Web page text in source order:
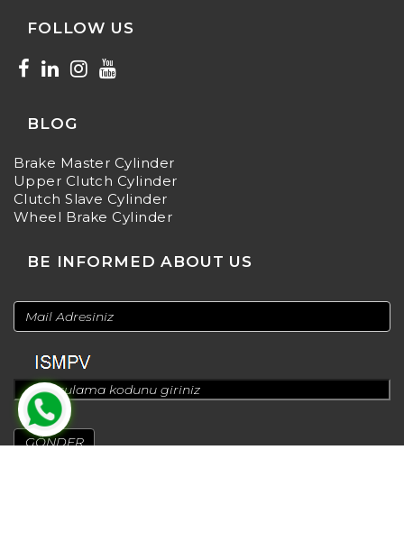
FOLLOW US
BLOG
Brake Master Cylinder
Upper Clutch Cylinder
Clutch Slave Cylinder
Wheel Brake Cylinder
BE INFORMED ABOUT US